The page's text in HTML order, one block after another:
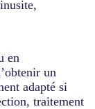
en
un
adapté si
traitement